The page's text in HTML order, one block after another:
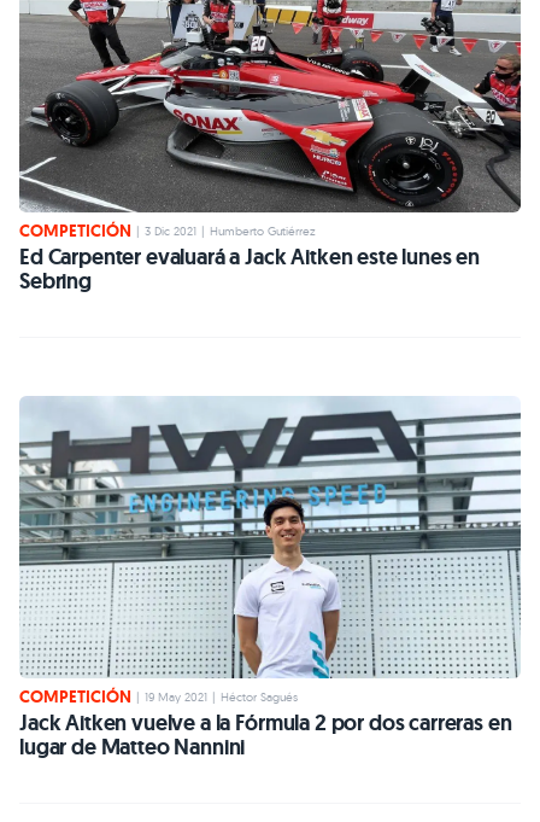
COMPETICIÓN | 3 Dic 2021 | Humberto Gutiérrez
Ed Carpenter evaluará a Jack Aitken este lunes en
Sebring
COMPETICIÓN | 19 May 2021 | Héctor Sagués
Jack Aitken vuelve a la Fórmula 2 por dos carreras en
lugar de Matteo Nannini